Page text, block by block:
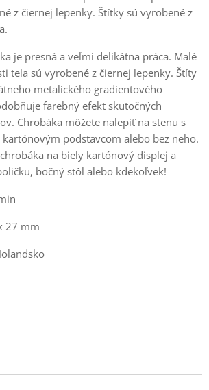
z čiernej lepenky. Štítky sú vyrobené z
je presná a veľmi delikátna práca. Malé
tela sú vyrobené z čiernej lepenky. Štíty
metalického gradientového
farebný efekt skutočných
Chrobáka môžete nalepiť na stenu s
podstavcom alebo bez neho.
na biely kartónový displej a
bočný stôl alebo kdekoľvek!
27 mm